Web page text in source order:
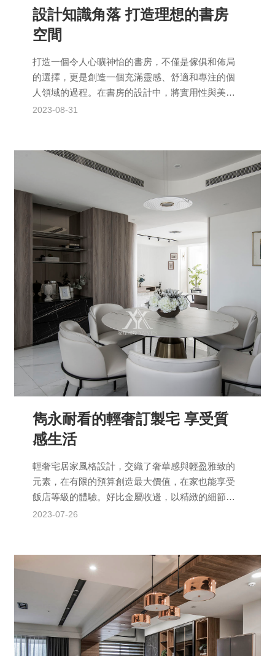
設計知識角落 打造理想的書房
空間
打造一個令人心曠神怡的書房，不僅是傢俱和佈局
的選擇，更是創造一個充滿靈感、舒適和專注的個
人領域的過程。在書房的設計中，將實用性與美感
融合在一起，設計出一個能夠激發創造力、促進學
2023-08-31
雋永耐看的輕奢訂製宅 享受質
感生活
輕奢宅居家風格設計，交織了奢華感與輕盈雅致的
元素，在有限的預算創造最大價值，在家也能享受
飯店等級的體驗。好比金屬收邊，以精緻的細節展
現高雅與品味。設計師透過空間自然光線的充足利
2023-07-26